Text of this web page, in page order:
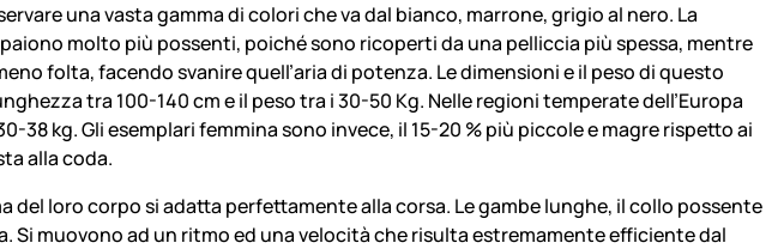
una vasta gamma di colori che va dal bianco, marrone, grigio al nero. La
molto più possenti, poiché sono ricoperti da una pelliccia più spessa, mentre
folta, facendo svanire quell’aria di potenza. Le dimensioni e il peso di questo
tra 100-140 cm e il peso tra i 30-50 Kg. Nelle regioni temperate dell’Europa
kg. Gli esemplari femmina sono invece, il 15-20 % più piccole e magre rispetto ai
alla coda.
loro corpo si adatta perfettamente alla corsa. Le gambe lunghe, il collo possente
muovono ad un ritmo ed una velocità che risulta estremamente efficiente dal